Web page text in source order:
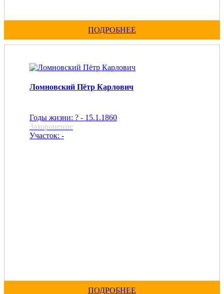
ПОДРОБНЕЕ
Ломновский Пётр Карлович
Годы жизни: ? - 15.1.1860
Захоронение
Участок: -
ПОДРОБНЕЕ